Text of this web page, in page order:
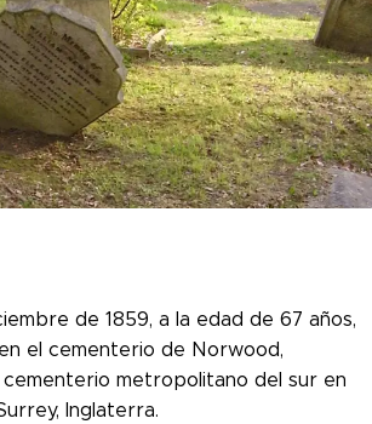
de 1859, a la edad de 67 años,
el cementerio de Norwood,
metropolitano del sur en
Inglaterra.